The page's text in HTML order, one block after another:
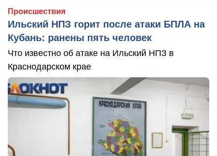
Происшествия
Ильский НПЗ горит после атаки БПЛА на
Кубань: ранены пять человек
Что известно об атаке на Ильский НПЗ в
Краснодарском крае